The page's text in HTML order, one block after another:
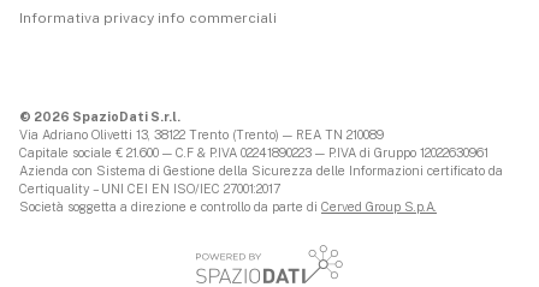
Informativa privacy info commerciali
© 2026 SpazioDati S.r.l.
Via Adriano Olivetti 13, 38122 Trento (Trento) — REA TN 210089
Capitale sociale € 21.600 — C.F & P.IVA 02241890223 — P.IVA di Gruppo 12022630961
Azienda con Sistema di Gestione della Sicurezza delle Informazioni certificato da
Certiquality – UNI CEI EN ISO/IEC 27001:2017
Società soggetta a direzione e controllo da parte di Cerved Group S.p.A.